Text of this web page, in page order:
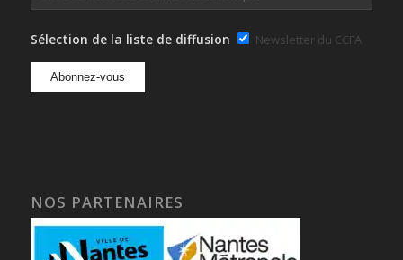
Sélection de la liste de diffusion Newsletter du CCFA
NOS PARTENAIRES